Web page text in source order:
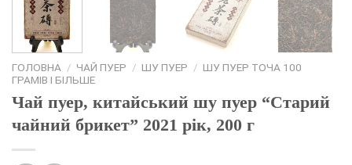
ГОЛОВНА / ЧАЙ ПУЕР / ШУ ПУЕР / ШУ ПУЕР ТОЧА 100
ГРАМІВ І БІЛЬШЕ
Чай пуер, китайський шу пуер “Старий
чайний брикет” 2021 рік, 200 г